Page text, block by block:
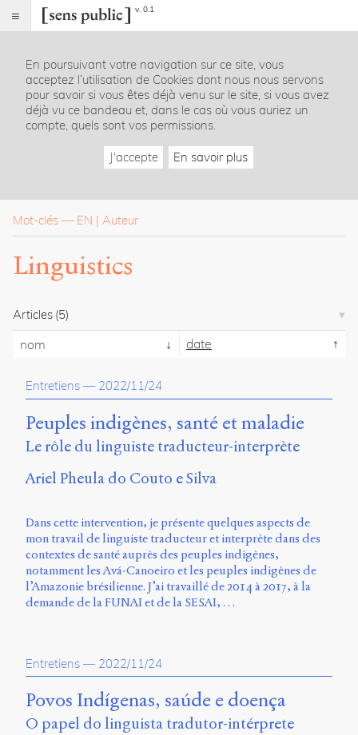
v. 0.1
Index
Rubriques
Essais
La
revue
Présentation
Publier
du
site
Archipel
En
ligne
Université
de
Sherbrooke
Campus
B1-
12723
150
Pl.
Charles-
En poursuivant votre navigation sur ce site, vous
acceptez l’utilisation de Cookies dont nous nous servons
pour savoir si vous êtes déjà venu sur le site, si vous avez
déjà vu ce bandeau et, dans le cas où vous auriez un
compte, quels sont vos permissions.
J'accepte En savoir plus
Mot-clés — EN Auteur
Linguistics
Articles (5)
nom date
Entretiens — 2022/11/24
Peuples indigènes, santé et maladie
Le rôle du linguiste traducteur-interprète
Ariel Pheula do Couto e Silva
Dans cette intervention, je présente quelques aspects de
mon travail de linguiste traducteur et interprète dans des
contextes de santé auprès des peuples indigènes,
notamment les Avá-Canoeiro et les peuples indigènes de
l’Amazonie brésilienne. J’ai travaillé de 2014 à 2017, à la
demande de la FUNAI et de la SESAI, …
Entretiens — 2022/11/24
Povos Indígenas, saúde e doença
O papel do linguista tradutor-intérprete